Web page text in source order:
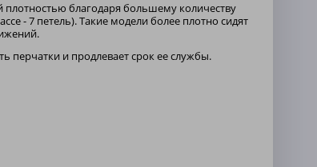
плотностью благодаря большему количеству
- 7 петель). Такие модели более плотно сидят
перчатки и продлевает срок ее службы.